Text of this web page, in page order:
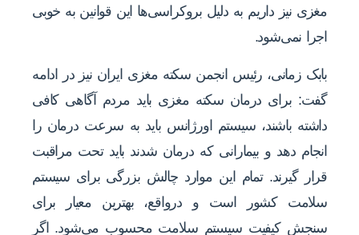
مغزی نیز داریم به دلیل بروکراسی‌ها این قوانین به خوبی
اجرا نمی‌شود.
بابک زمانی، رئیس انجمن سکته مغزی ایران نیز در ادامه
گفت: برای درمان سکته مغزی باید مردم آگاهی کافی
داشته باشند، سیستم اورژانس باید به سرعت درمان را
انجام دهد و بیمارانی که درمان شدند باید تحت مراقبت
قرار گیرند. تمام این موارد چالش بزرگی برای سیستم
سلامت کشور است و درواقع، بهترین معیار برای
سنجش کیفیت سیستم سلامت محسوب می‌شود. اگر